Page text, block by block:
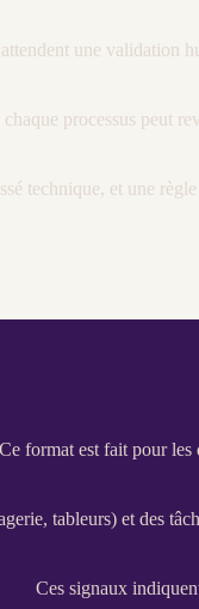
une validation
chaque processus peut
technique, et une
Ce format est fait pour
tableurs) et des
Ces signaux